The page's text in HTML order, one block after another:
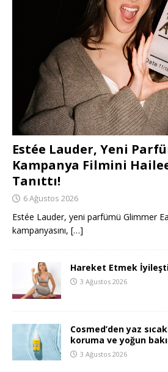
Estée Lauder, Yeni
Kampanya Filmini
Tanıttı!
6 Ağustos 2026
Estée Lauder, yeni parfümü Glimmer
kampanyasını, […]
Hareket Etmek
3 Ağustos 2026
Cosmed’den yaz
koruma ve yoğun
3 Ağustos 2026